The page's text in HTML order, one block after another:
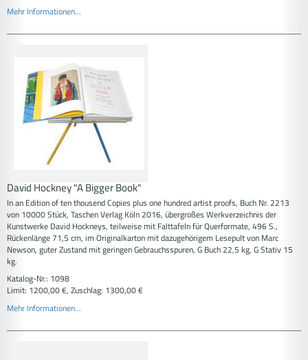
Mehr Informationen...
David Hockney "A Bigger Book"
In an Edition of ten thousend Copies plus one hundred artist proofs, Buch Nr. 2213
von 10000 Stück, Taschen Verlag Köln 2016, übergroßes Werkverzeichnis der
Kunstwerke David Hockneys, teilweise mit Falttafeln für Querformate, 496 S.,
Rückenlänge 71,5 cm, im Originalkarton mit dazugehörigem Lesepult von Marc
Newson, guter Zustand mit geringen Gebrauchsspuren, G Buch 22,5 kg, G Stativ 15
kg.
Katalog-Nr.: 1098
Limit: 1200,00 €, Zuschlag: 1300,00 €
Mehr Informationen...